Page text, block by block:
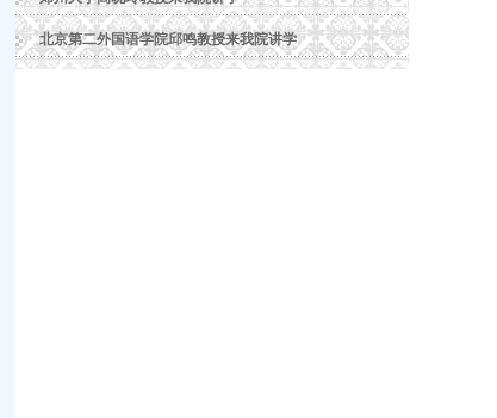
北京第二外国语学院邱鸣教授来我院讲学